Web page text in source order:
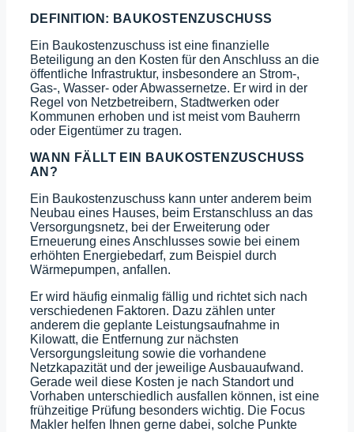
DEFINITION: BAUKOSTENZUSCHUSS
Ein Baukostenzuschuss ist eine finanzielle
Beteiligung an den Kosten für den Anschluss an die
öffentliche Infrastruktur, insbesondere an Strom-,
Gas-, Wasser- oder Abwassernetze. Er wird in der
Regel von Netzbetreibern, Stadtwerken oder
Kommunen erhoben und ist meist vom Bauherrn
oder Eigentümer zu tragen.
WANN FÄLLT EIN BAUKOSTENZUSCHUSS
AN?
Ein Baukostenzuschuss kann unter anderem beim
Neubau eines Hauses, beim Erstanschluss an das
Versorgungsnetz, bei der Erweiterung oder
Erneuerung eines Anschlusses sowie bei einem
erhöhten Energiebedarf, zum Beispiel durch
Wärmepumpen, anfallen.
Er wird häufig einmalig fällig und richtet sich nach
verschiedenen Faktoren. Dazu zählen unter
anderem die geplante Leistungsaufnahme in
Kilowatt, die Entfernung zur nächsten
Versorgungsleitung sowie die vorhandene
Netzkapazität und der jeweilige Ausbauaufwand.
Gerade weil diese Kosten je nach Standort und
Vorhaben unterschiedlich ausfallen können, ist eine
frühzeitige Prüfung besonders wichtig. Die Focus
Makler helfen Ihnen gerne dabei, solche Punkte